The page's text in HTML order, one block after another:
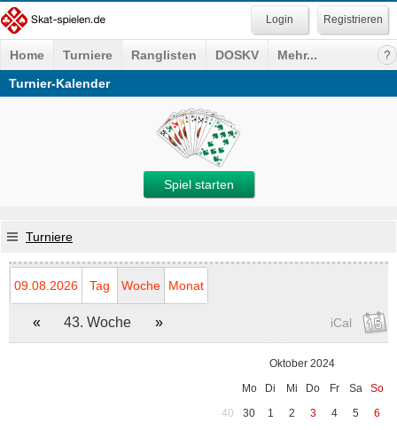
Registrieren
Home Turniere Ranglisten DOSKV
Mehr...
Turnier-Kalender
Spiel starten
Turniere
09.08.2026 Tag Woche Monat
« 43. Woche » iCal
Oktober 2024
Mo
Di Mi Do Fr Sa
So
40
30 1 2 3 4 5
6